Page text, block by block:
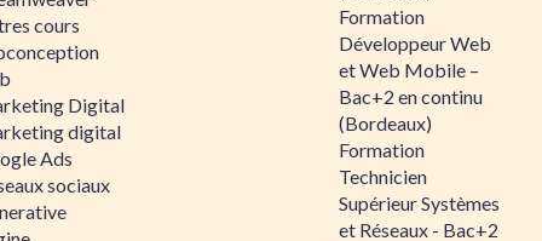
cours
Digital
digital
Ads
sociaux
Formation
Développeur Web
et Web Mobile –
Bac+2 en continu
(Bordeaux)
Formation
Technicien
Supérieur Systèmes
et Réseaux - Bac+2